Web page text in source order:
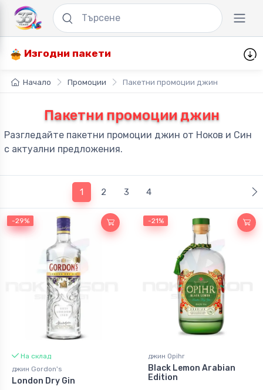
Изгодни пакети
Начало Промоции Пакетни промоции джин
Пакетни промоции джин
Разгледайте пакетни промоции джин от Ноков и Син
с актуални предложения.
1(current)
2 3 4
-29%
-29%
На склад
джин Gordon's
London Dry Gin
-21%
джин Opihr
Black Lemon Arabian
Edition